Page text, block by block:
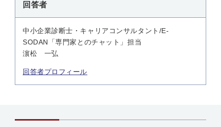
回答者
中小企業診断士・キャリアコンサルタント/E-
SODAN「専門家とのチャット」担当
濵松 一弘
回答者プロフィール